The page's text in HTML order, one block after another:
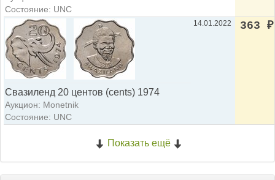
Состояние: UNC
Свазиленд 20 центов (cents) 1974
Аукцион: Monetnik
Состояние: UNC
14.01.2022 363 ₽
Показать ещё